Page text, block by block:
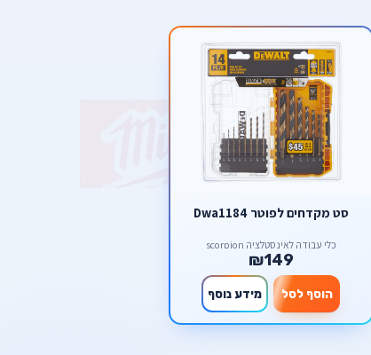
סט מקדחים לפוטר Dwa1184
כלי עבודה לאינסטלציה scorpion
₪149
הוסף לסל מידע נוסף